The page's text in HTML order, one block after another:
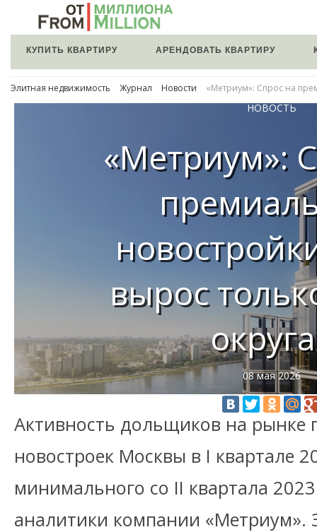
КУПИТЬ КВАРТИРУ АРЕНДОВАТЬ КВАРТИРУ
Элитная недвижимость Журнал Новости «Метриум»: Спрос на
НОВОСТЬ
«Метриум»:
вырос
08 мая 2026
Активность дольщиков на рынке
новостроек Москвы в I квартале
минимального со II квартала
аналитики компании «Метриум».